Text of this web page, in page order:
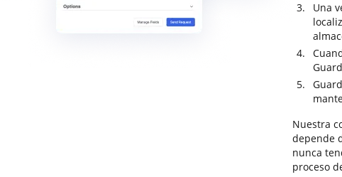
Una
Nuestra
depende
nunca
proceso